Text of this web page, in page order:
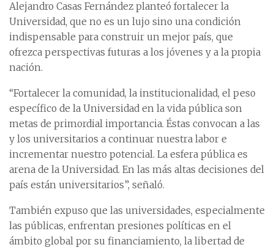
Alejandro Casas Fernández planteó fortalecer la
Universidad, que no es un lujo sino una condición
indispensable para construir un mejor país, que
ofrezca perspectivas futuras a los jóvenes y a la propia
nación.
“Fortalecer la comunidad, la institucionalidad, el peso
específico de la Universidad en la vida pública son
metas de primordial importancia. Éstas convocan a las
y los universitarios a continuar nuestra labor e
incrementar nuestro potencial. La esfera pública es
arena de la Universidad. En las más altas decisiones del
país están universitarios”, señaló.
También expuso que las universidades, especialmente
las públicas, enfrentan presiones políticas en el
ámbito global por su financiamiento, la libertad de